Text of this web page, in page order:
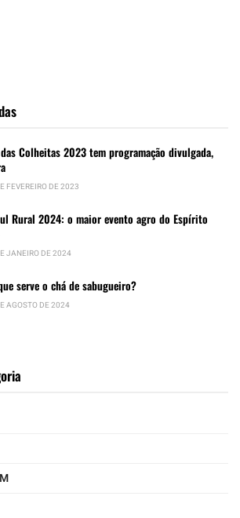
Colheitas 2023 tem programação divulgada,
FEVEREIRO DE 2023
Rural 2024: o maior evento agro do Espírito
JANEIRO DE 2024
serve o chá de sabugueiro?
AGOSTO DE 2024